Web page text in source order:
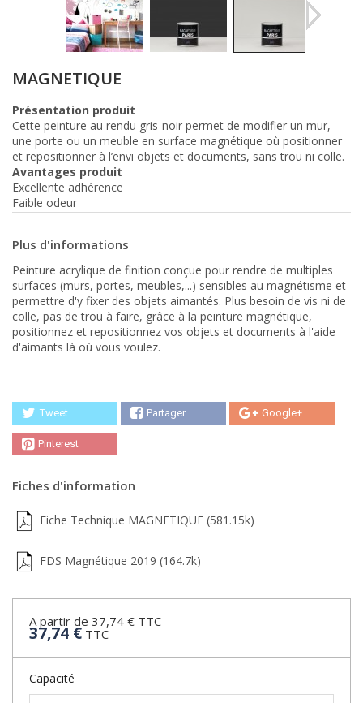
MAGNETIQUE
Présentation produit
Cette peinture au rendu gris-noir permet de modifier un mur,
une porte ou un meuble en surface magnétique où positionner
et repositionner à l’envi objets et documents, sans trou ni colle.
Avantages produit
Excellente adhérence
Faible odeur
Plus d'informations
Peinture acrylique de finition conçue pour rendre de multiples
surfaces (murs, portes, meubles,...) sensibles au magnétisme et
permettre d'y fixer des objets aimantés. Plus besoin de vis ni de
colle, pas de trou à faire, grâce à la peinture magnétique,
positionnez et repositionnez vos objets et documents à l'aide
d'aimants là où vous voulez.
Tweet Partager Google+
Pinterest
Fiches d'information
Fiche Technique MAGNETIQUE (581.15k)
FDS Magnétique 2019 (164.7k)
A partir de 37,74 € TTC
37,74 € TTC
Capacité